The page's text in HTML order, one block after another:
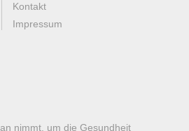
Kontakt
Impressum
nimmt, um die Gesundheit